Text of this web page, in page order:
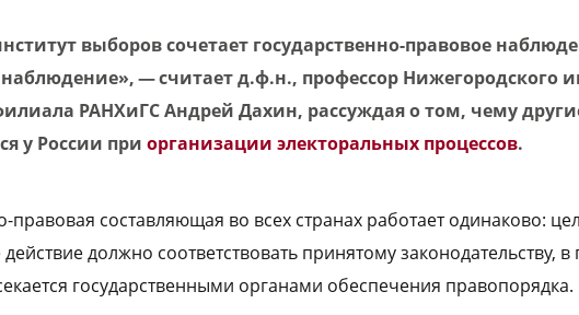
выборов сочетает государственно-правовое
— считает д.ф.н., профессор Нижегородского
РАНХиГС Андрей Дахин, рассуждая о том, чему
у России при организации электоральных процессов.
правовая составляющая во всех странах работает одинаково:
должно соответствовать принятому законодательству,
государственными органами обеспечения правопорядка.